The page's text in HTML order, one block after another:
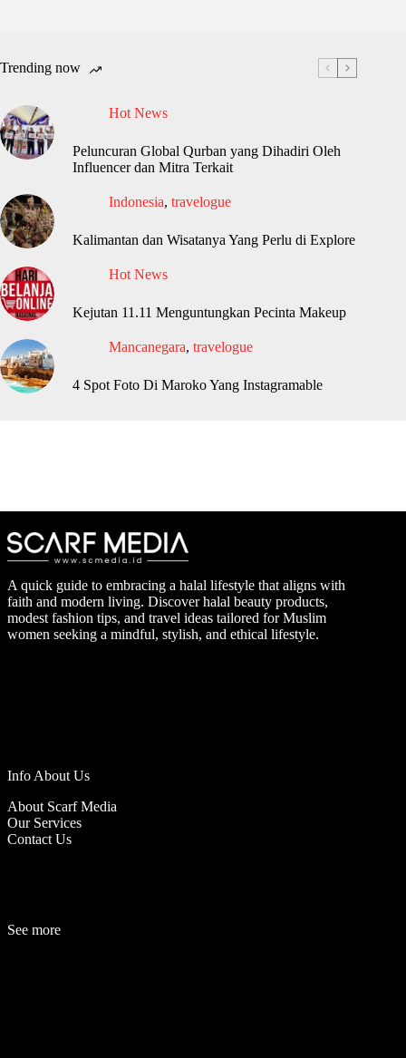
Trending now
Hot News
Peluncuran Global Qurban yang Dihadiri Oleh
Influencer dan Mitra Terkait
Indonesia, travelogue
Kalimantan dan Wisatanya Yang Perlu di Explore
Hot News
Kejutan 11.11 Menguntungkan Pecinta Makeup
Mancanegara, travelogue
4 Spot Foto Di Maroko Yang Instagramable
A quick guide to embracing a halal lifestyle that aligns with
faith and modern living. Discover halal beauty products,
modest fashion tips, and travel ideas tailored for Muslim
women seeking a mindful, stylish, and ethical lifestyle.
Info About Us
About Scarf Media
Our Services
Contact Us
See more